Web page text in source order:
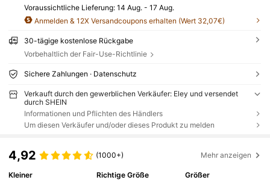
Voraussichtliche Lieferung: 14 Aug. - 17 Aug.
Anmelden & 12X Versandcoupons erhalten (Wert 32,07€)
30-tägige kostenlose Rückgabe
Vorbehaltlich der Fair-Use-Richtlinie
Sichere Zahlungen · Datenschutz
Verkauft durch den gewerblichen Verkäufer: Eley und versendet
durch SHEIN
Informationen und Pflichten des Händlers
Um diesen Verkäufer und/oder dieses Produkt zu melden
4,92 (1000+) Mehr anzeigen
Kleiner
Richtige Größe
Größer